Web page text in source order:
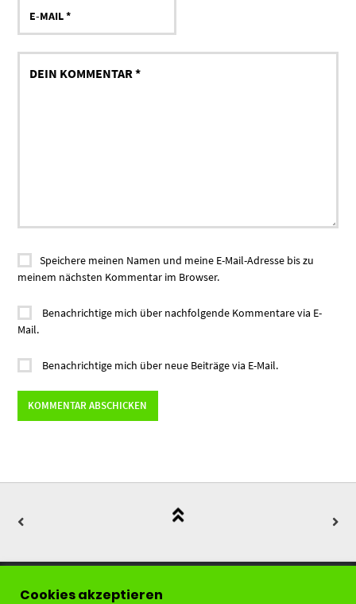
Speichere meinen Namen und meine E-Mail-Adresse bis zu
meinem nächsten Kommentar im Browser.
Benachrichtige mich über nachfolgende Kommentare via E-
Mail.
Benachrichtige mich über neue Beiträge via E-Mail.
Cookies akzeptieren